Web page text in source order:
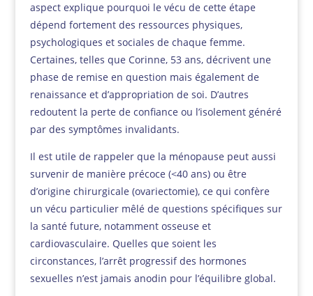
aspect explique pourquoi le vécu de cette étape
dépend fortement des ressources physiques,
psychologiques et sociales de chaque femme.
Certaines, telles que Corinne, 53 ans, décrivent une
phase de remise en question mais également de
renaissance et d’appropriation de soi. D’autres
redoutent la perte de confiance ou l’isolement généré
par des symptômes invalidants.
Il est utile de rappeler que la ménopause peut aussi
survenir de manière précoce (<40 ans) ou être
d’origine chirurgicale (ovariectomie), ce qui confère
un vécu particulier mêlé de questions spécifiques sur
la santé future, notamment osseuse et
cardiovasculaire. Quelles que soient les
circonstances, l’arrêt progressif des hormones
sexuelles n’est jamais anodin pour l’équilibre global.